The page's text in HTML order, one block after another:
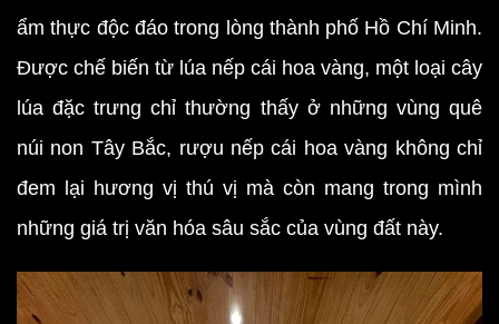
ẩm thực độc đáo trong lòng thành phố Hồ Chí Minh.
Được chế biến từ lúa nếp cái hoa vàng, một loại cây
lúa đặc trưng chỉ thường thấy ở những vùng quê
núi non Tây Bắc, rượu nếp cái hoa vàng không chỉ
đem lại hương vị thú vị mà còn mang trong mình
những giá trị văn hóa sâu sắc của vùng đất này.